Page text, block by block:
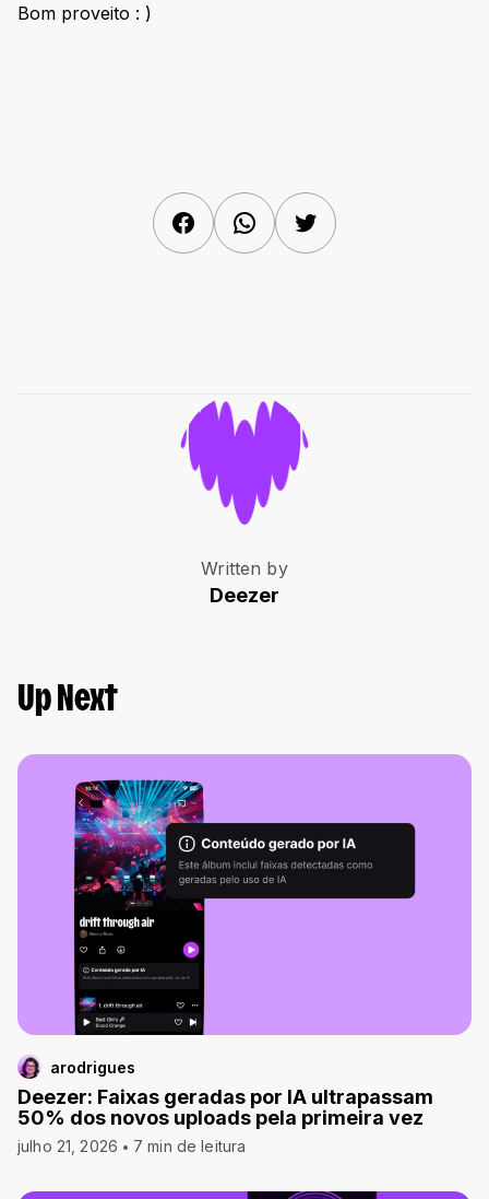
Bom proveito : )
FacebookWhatsAppTwitter
Written by
Deezer
Up Next
arodrigues
Deezer: Faixas geradas por IA ultrapassam
50% dos novos uploads pela primeira vez
julho 21, 2026 7 min de leitura